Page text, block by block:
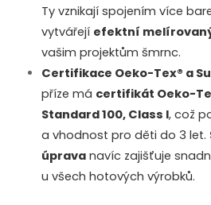
Ty vznikají spojením více
vytvářejí efektní
vašim projektům šmrnc.
Certifikace Oeko-Tex® a
příze má certifikát Oeko-
Standard 100, Class I, což
a vhodnost pro děti do 3 let.
úprava navíc zajišťuje
u všech hotových výrobků.